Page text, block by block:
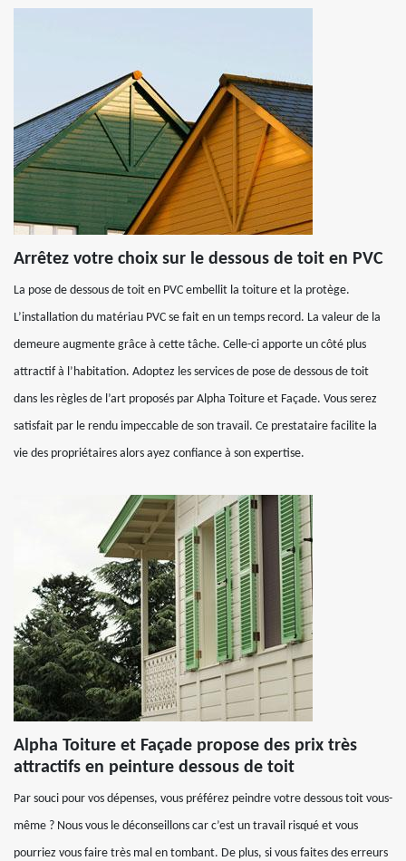
Arrêtez votre choix sur le dessous de toit en PVC
La pose de dessous de toit en PVC embellit la toiture et la protège.
L’installation du matériau PVC se fait en un temps record. La valeur de la
demeure augmente grâce à cette tâche. Celle-ci apporte un côté plus
attractif à l’habitation. Adoptez les services de pose de dessous de toit
dans les règles de l’art proposés par Alpha Toiture et Façade. Vous serez
satisfait par le rendu impeccable de son travail. Ce prestataire facilite la
vie des propriétaires alors ayez confiance à son expertise.
Alpha Toiture et Façade propose des prix très
attractifs en peinture dessous de toit
Par souci pour vos dépenses, vous préférez peindre votre dessous toit vous-
même ? Nous vous le déconseillons car c’est un travail risqué et vous
pourriez vous faire très mal en tombant. De plus, si vous faites des erreurs